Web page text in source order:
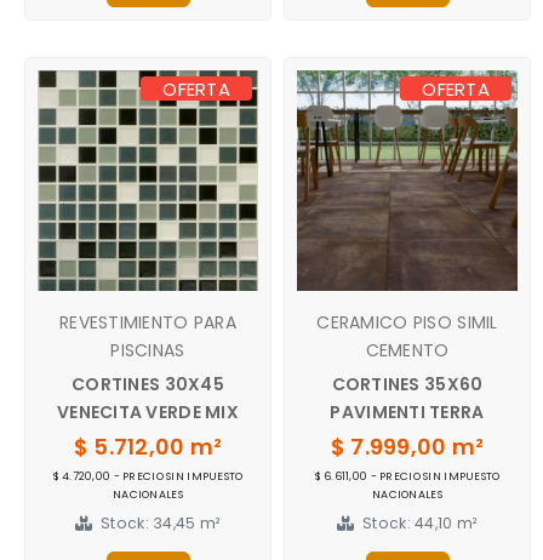
OFERTA
REVESTIMIENTO PARA
PISCINAS
CORTINES 30X45
VENECITA VERDE MIX
$ 5.712,00 m²
$ 4.720,00 - PRECIO SIN IMPUESTO
NACIONALES
Stock: 34,45 m²
OFERTA
CERAMICO PISO SIMIL
CEMENTO
CORTINES 35X60
PAVIMENTI TERRA
$ 7.999,00 m²
$ 6.611,00 - PRECIO SIN IMPUESTO
NACIONALES
Stock: 44,10 m²